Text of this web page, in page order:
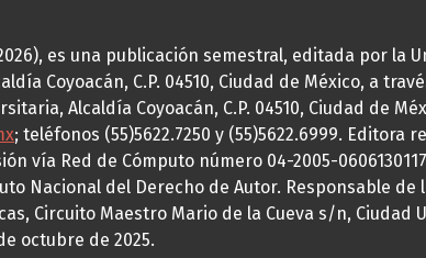
es una publicación semestral, editada por la
Coyoacán, C.P. 04510, Ciudad de México, a
Alcaldía Coyoacán, C.P. 04510, Ciudad de
; teléfonos (55)5622.7250 y (55)5622.6999. Editora
vía Red de Cómputo número 04-2005-
Nacional del Derecho de Autor. Responsable de
Circuito Maestro Mario de la Cueva s/n, Ciudad
octubre de 2025.